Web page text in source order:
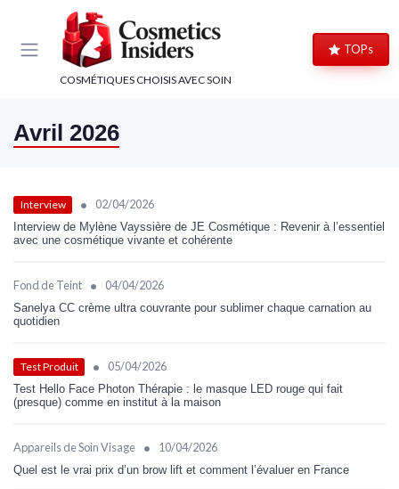
COSMÉTIQUES CHOISIS AVEC SOIN
TOPs
Avril 2026
Interview • 02/04/2026
Interview de Mylène Vayssière de JE Cosmétique : Revenir à l’essentiel
avec une cosmétique vivante et cohérente
Fond de Teint • 04/04/2026
Sanelya CC crème ultra couvrante pour sublimer chaque carnation au
quotidien
Test Produit • 05/04/2026
Test Hello Face Photon Thérapie : le masque LED rouge qui fait
(presque) comme en institut à la maison
Appareils de Soin Visage • 10/04/2026
Quel est le vrai prix d’un brow lift et comment l’évaluer en France
Panneau de gestion des cookies